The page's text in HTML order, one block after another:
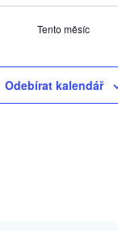
Tento měsíc
Odebírat kalendář